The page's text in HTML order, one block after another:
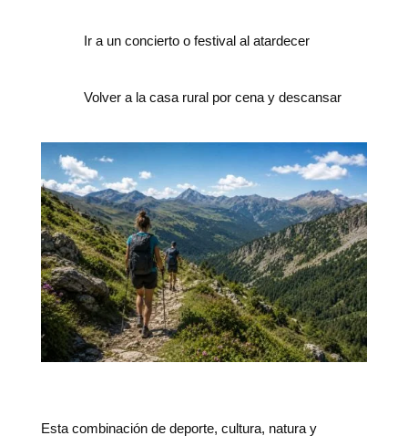
Ir a un concierto o festival al atardecer
Volver a la casa rural por cena y descansar
Esta combinación de deporte, cultura, natura y